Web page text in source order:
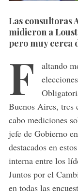
Las consultoras
midieron a
pero muy cerca
F
altando
Buenos Aires, tres
cabo mediciones
jefe de Gobierno
destacados en
interna entre los
Juntos por el
en todas las